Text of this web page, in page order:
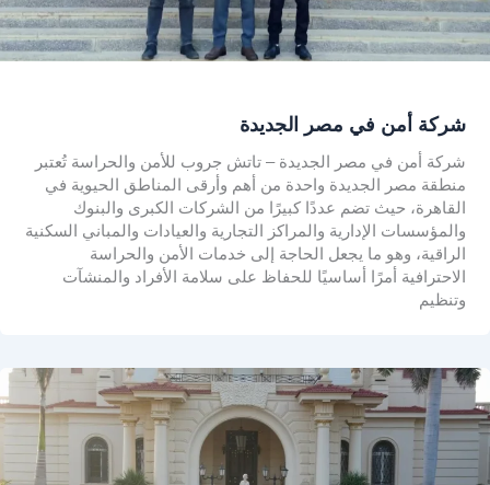
شركة أمن في مصر الجديدة
شركة أمن في مصر الجديدة – تاتش جروب للأمن والحراسة تُعتبر
منطقة مصر الجديدة واحدة من أهم وأرقى المناطق الحيوية في
القاهرة، حيث تضم عددًا كبيرًا من الشركات الكبرى والبنوك
والمؤسسات الإدارية والمراكز التجارية والعيادات والمباني السكنية
الراقية، وهو ما يجعل الحاجة إلى خدمات الأمن والحراسة
الاحترافية أمرًا أساسيًا للحفاظ على سلامة الأفراد والمنشآت
وتنظيم